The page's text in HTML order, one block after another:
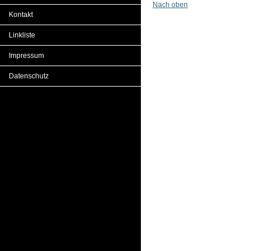
Kontakt
Linkliste
Impressum
Datenschutz
Nach oben